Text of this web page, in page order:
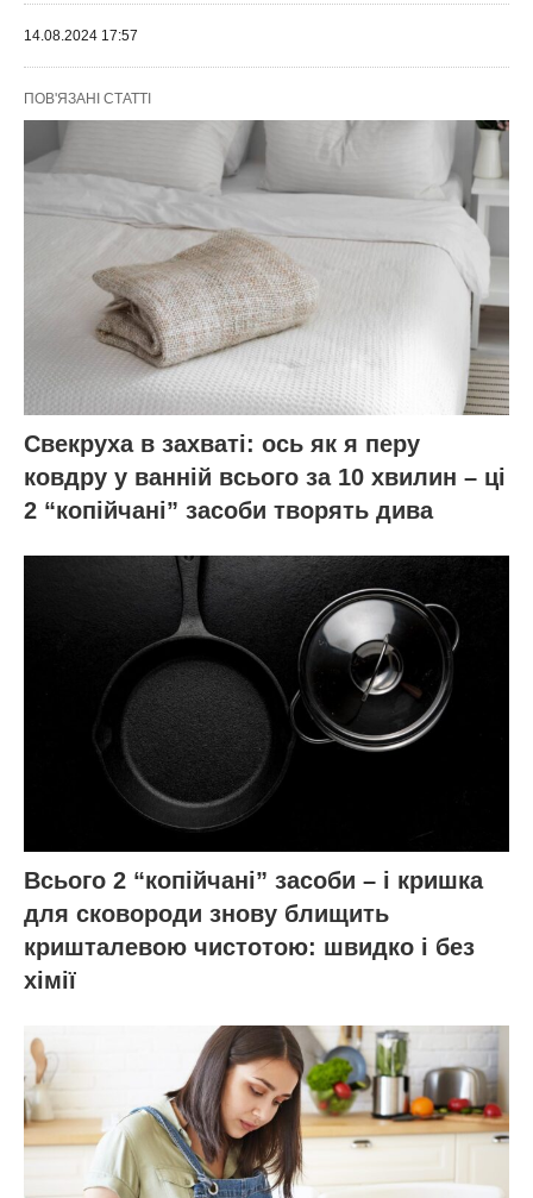
14.08.2024 17:57
ПОВ'ЯЗАНІ СТАТТІ
Свекруха в захваті: ось як я перу
ковдру у ванній всього за 10 хвилин – ці
2 “копійчані” засоби творять дива
Всього 2 “копійчані” засоби – і кришка
для сковороди знову блищить
кришталевою чистотою: швидко і без
хімії